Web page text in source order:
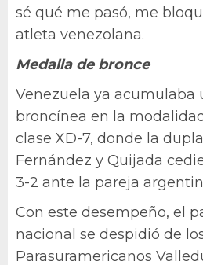
sé qué me pasó, me
atleta venezolana.
Medalla de bronce
Venezuela ya acumulaba
broncínea en la
clase XD-7, donde la
Fernández y Quijada
3-2 ante la pareja
Con este desempeño, el
nacional se despidió de
Parasuramericanos